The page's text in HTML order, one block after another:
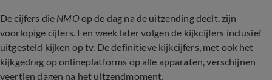
De cijfers die NMOop de dag na de uitzending deelt, zijn
voorlopige cijfers. Een week later volgen de kijkcijfers inclusief
uitgesteld kijken op tv. De definitieve kijkcijfers, met ook het
kijkgedrag op onlineplatforms op alle apparaten, verschijnen
veertien dagen na het uitzendmoment.